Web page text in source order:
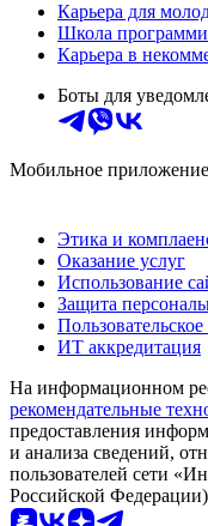
Карьера для
Школа
Карьера в
Боты для
Мобильное приложение
Этика и
Оказание услуг
Использование
Защита
ИТ аккредитация
На информационном
рекомендательные
предоставления
и анализа сведений,
пользователей сети
Российской Федерации)